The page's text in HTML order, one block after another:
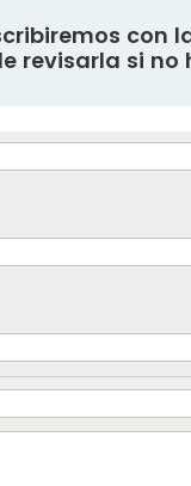
con
revisarla si no